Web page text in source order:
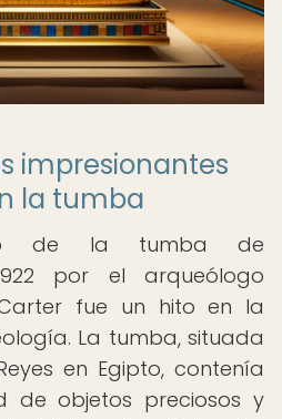
impresionantes
la tumba
de la tumba de
por el arqueólogo
fue un hito en la
La tumba, situada
en Egipto, contenía
de objetos preciosos y